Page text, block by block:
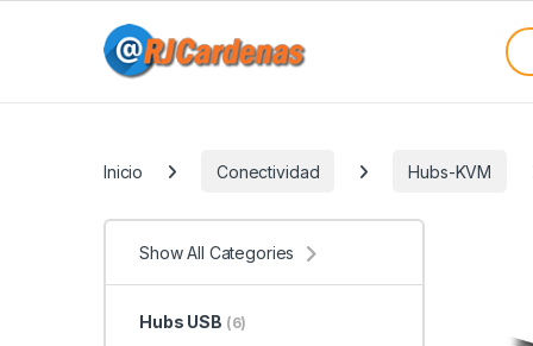
Inicio Conectividad Hubs-KVM
Show All Categories
Hubs USB (6)